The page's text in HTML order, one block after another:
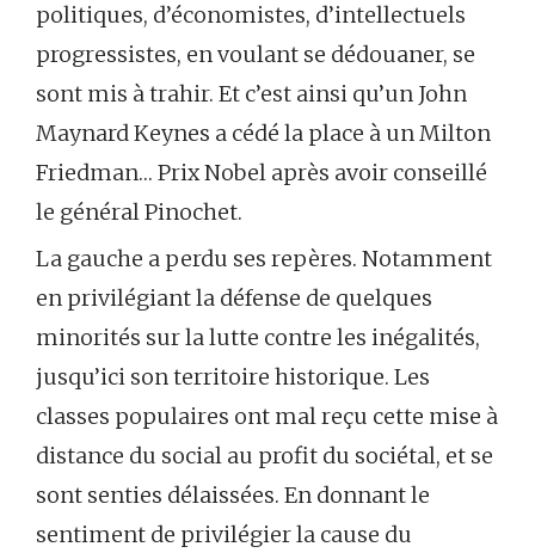
politiques, d’économistes, d’intellectuels
progressistes, en voulant se dédouaner, se
sont mis à trahir. Et c’est ainsi qu’un John
Maynard Keynes a cédé la place à un Milton
Friedman… Prix Nobel après avoir conseillé
le général Pinochet.
La gauche a perdu ses repères. Notamment
en privilégiant la défense de quelques
minorités sur la lutte contre les inégalités,
jusqu’ici son territoire historique. Les
classes populaires ont mal reçu cette mise à
distance du social au profit du sociétal, et se
sont senties délaissées. En donnant le
sentiment de privilégier la cause du